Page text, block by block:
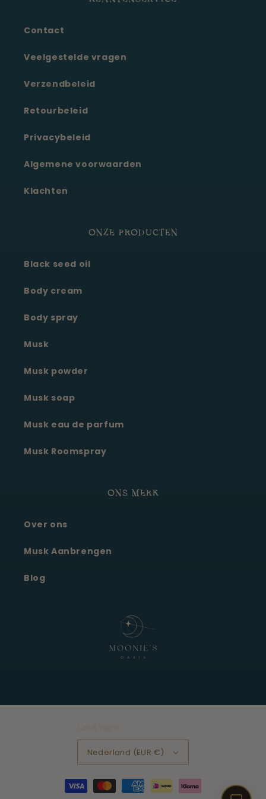
Contact
Veelgestelde vragen
Verzendbeleid
Retourbeleid
Privacybeleid
Algemene voorwaarden
Klachten
ONZE PRODUCTEN
Black seed oil
Body cream
Body spray
Musk
Musk powder
Musk soap
Musk eau de parfum
Musk Roomspray
ONS MERK
Over ons
Musk Aanbrengen
Blog
Nederland (EUR €)
Betaalmethoden